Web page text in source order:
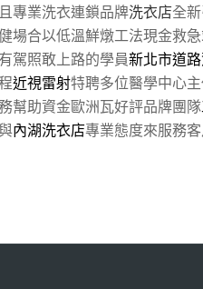
專業洗衣連鎖品牌洗衣店全
場合以低溫鮮燉工法現金救
駕照敢上路的學員新北市道
近視雷射特聘多位醫學中心
幫助資金歐洲瓦好評品牌團隊
內湖洗衣店專業態度來服務